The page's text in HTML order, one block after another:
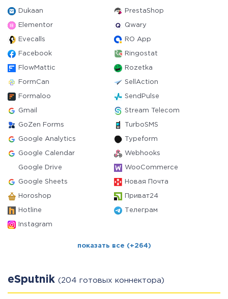
Dukaan PrestaShop
Elementor Qwary
Evecalls RO App
Facebook Ringostat
FlowMattic Rozetka
FormCan SellAction
Formaloo SendPulse
Gmail Stream Telecom
GoZen Forms TurboSMS
Google Analytics Typeform
Google Calendar Webhooks
Google Drive WooCommerce
Google Sheets Новая Почта
Horoshop Приват24
Hotline Телеграм
Instagram
показать все (+264)
eSputnik (204 готовых коннектора)